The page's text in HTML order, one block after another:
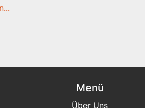
Menü
Über Uns